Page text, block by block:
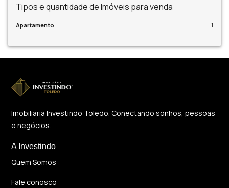
Tipos e quantidade de Imóveis para venda
Apartamento 1
Imobiliária Investindo Toledo. Conectando sonhos, pessoas
e negócios.
A Investindo
Quem Somos
Fale conosco